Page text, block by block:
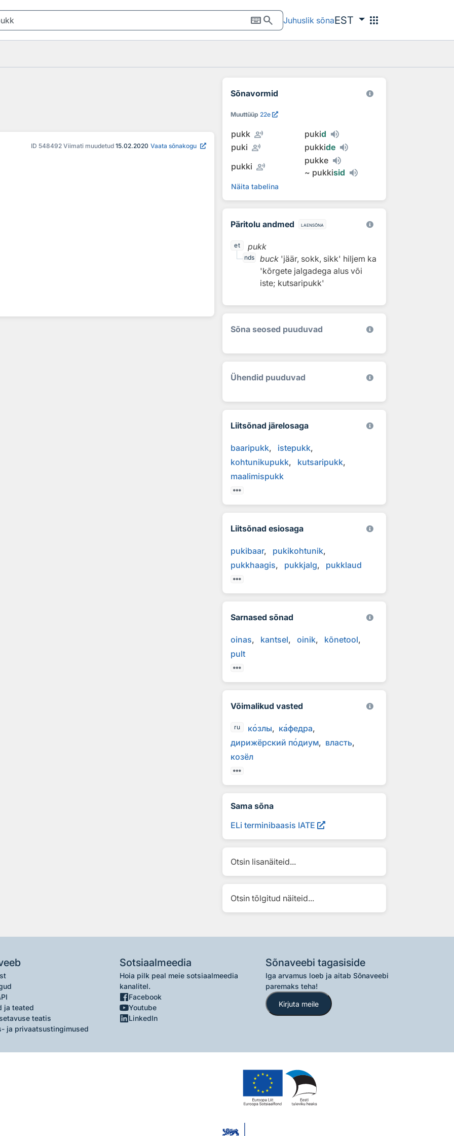
keyboardsearch Juhuslik sõnaEST apps
ID 548492 Viimati muudetud 15.02.2020 Vaata sõnakogu
Sõnavormid
Muuttüüp 22e
pukk record_voice_over pukid
puki record_voice_over pukkide
pukki record_voice_over
pukke
~ pukkisid
Näita tabelina
Päritolu andmed laensõna
et pukk
nds buck 'jäär, sokk, sikk' hiljem ka
'kõrgete jalgadega alus või
iste; kutsaripukk'
Sõna seosed puuduvad
Ühendid puuduvad
Liitsõnad järelosaga
baaripukk
istepukk
kohtunikupukk
kutsaripukk
maalimispukk
Liitsõnad esiosaga
pukibaar
pukikohtunik
pukkhaagis
pukkjalg pukklaud
Sarnased sõnad
oinas kantsel oinik
kõnetool
pult
Võimalikud vasted
ru козлы кафедра
дирижёрский подиум
власть
козёл
Sama sõna
ELi terminibaasis IATE
Otsin lisanäiteid...
Otsin tõlgitud näiteid...
ja teated
teatis
ja privaatsustingimused
Sotsiaalmeedia
Hoia pilk peal meie sotsiaalmeedia
kanalitel.
Facebook
Youtube
LinkedIn
Sõnaveebi tagasiside
Iga arvamus loeb ja aitab Sõnaveebi
paremaks teha!
Kirjuta meile